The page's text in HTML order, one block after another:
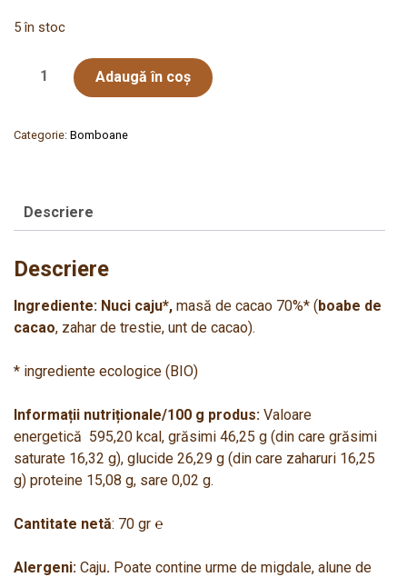
5 în stoc
Cantitate
caju
neagra
ecologice
Adaugă în coș
Categorie: Bomboane
Descriere
Descriere
Ingrediente: Nuci caju*, masă de cacao 70%* (boabe de
cacao, zahar de trestie, unt de cacao).
* ingrediente ecologice (BIO)
Informații nutriționale/100 g produs: Valoare
energetică 595,20 kcal, grăsimi 46,25 g (din care grăsimi
saturate 16,32 g), glucide 26,29 g (din care zaharuri 16,25
g) proteine 15,08 g, sare 0,02 g.
Cantitate netă: 70 gr ℮
Alergeni: Caju. Poate contine urme de migdale, alune de